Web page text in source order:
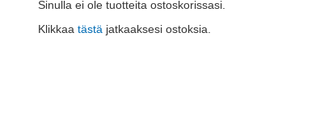
Sinulla ei ole tuotteita ostoskorissasi.
Klikkaa tästä jatkaaksesi ostoksia.